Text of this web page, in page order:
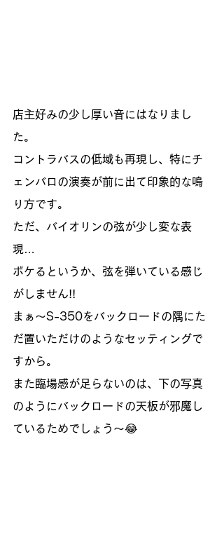
店主好みの少し厚い音にはなりまし
た。
コントラバスの低域も再現し、特にチ
ェンバロの演奏が前に出て印象的な鳴
り方です。
ただ、バイオリンの弦が少し変な表
現…
ボケるというか、弦を弾いている感じ
がしません!!
まぁ～S-350をバックロードの隅にた
だ置いただけのようなセッティングで
すから。
また臨場感が足らないのは、下の写真
のようにバックロードの天板が邪魔し
ているためでしょう～😂